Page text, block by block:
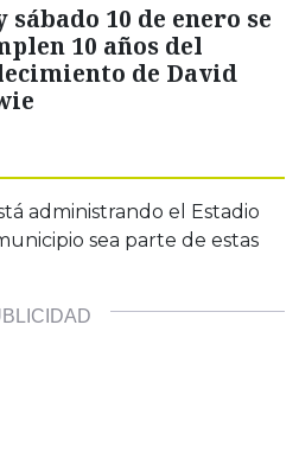
sábado 10 de enero se
10 años del
de David
administrando el Estadio
sea parte de estas